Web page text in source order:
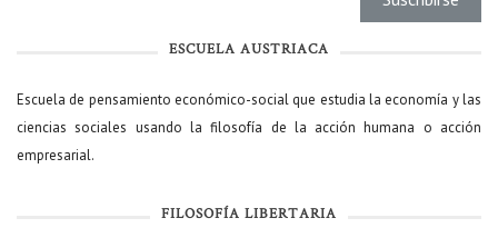
ESCUELA AUSTRIACA
Escuela de pensamiento económico-social que estudia la economía y las
ciencias sociales usando la filosofía de la acción humana o acción
empresarial.
FILOSOFÍA LIBERTARIA